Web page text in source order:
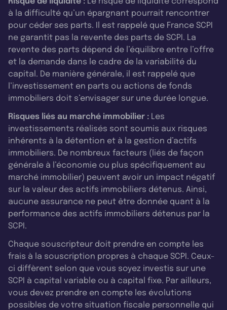
à la difficulté qu’un épargnant pourrait rencontrer
pour céder ses parts. Il est rappelé que France SCPI
ne garantit pas la revente des parts de SCPI. La
revente des parts dépend de l’équilibre entre l’offre
et la demande dans le cadre de la variabilité du
capital. De manière générale, il est rappelé que
l’investissement en parts ou actions de fonds
immobiliers doit s’envisager sur une durée longue.
Risques liés au marché immobilier : Les
investissements réalisés sont soumis aux risques
inhérents à la détention et à la gestion d’actifs
immobiliers. De nombreux facteurs (liés de façon
générale à l’économie ou plus spécifiquement au
marché immobilier) peuvent avoir un impact négatif
sur la valeur des actifs immobiliers détenus. Ainsi,
aucune assurance ne peut être donnée quant à la
performance des actifs immobiliers détenus par la
SCPI.
Chaque souscripteur doit prendre en compte les
frais à la souscription propres à chaque SCPI. Ceux-
ci diffèrent selon que vous soyez investis sur une
SCPI à capital variable ou à capital fixe. Par ailleurs,
vous devez prendre en compte les évolutions
possibles de votre situation fiscale personnelle qui